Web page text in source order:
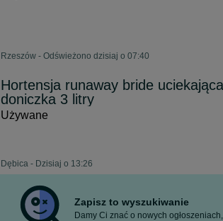
Rzeszów - Odświeżono dzisiaj o 07:40
Hortensja runaway bride
doniczka 3 litry
Używane
Dębica - Dzisiaj o 13:26
Zapisz to wyszukiwanie
Damy Ci znać o nowych